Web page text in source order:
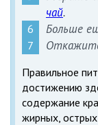
чай.
Больше
Правильное
достижению
содержание
жирных,